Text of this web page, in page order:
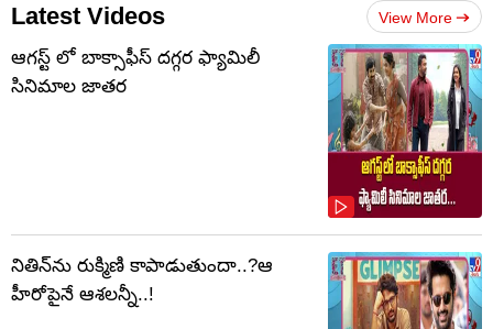
Latest Videos View More
ఆగస్ట్ లో బాక్సాఫీస్ దగ్గర ఫ్యామిలీ
సినిమాల జాతర
నితిన్‌ను రుక్మిణి కాపాడుతుందా..?ఆ
హీరోపైనే ఆశలన్నీ..!